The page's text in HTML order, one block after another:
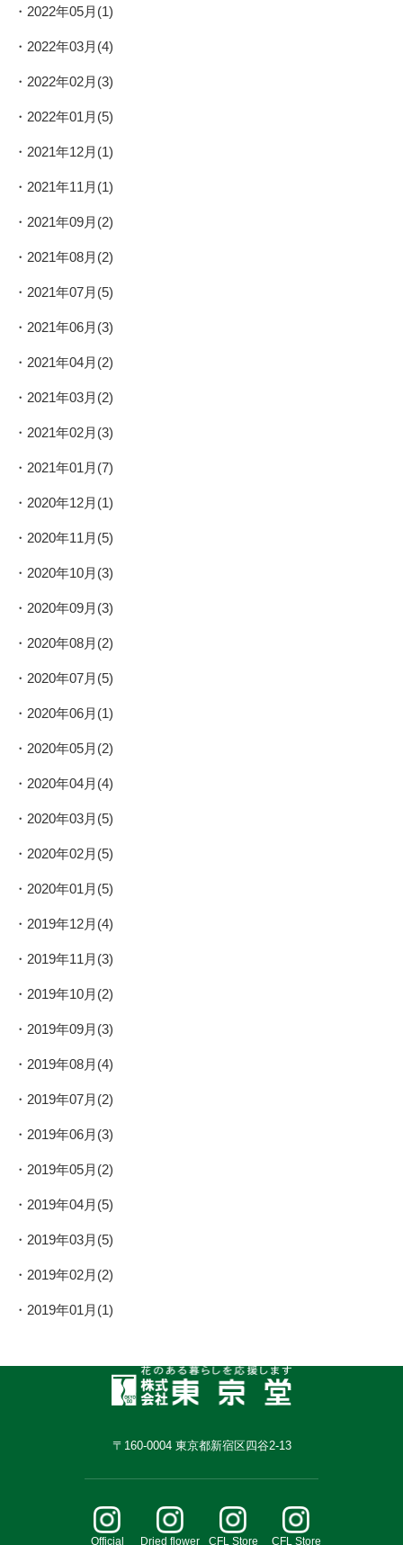
2022年05月(1)
2022年03月(4)
2022年02月(3)
2022年01月(5)
2021年12月(1)
2021年11月(1)
2021年09月(2)
2021年08月(2)
2021年07月(5)
2021年06月(3)
2021年04月(2)
2021年03月(2)
2021年02月(3)
2021年01月(7)
2020年12月(1)
2020年11月(5)
2020年10月(3)
2020年09月(3)
2020年08月(2)
2020年07月(5)
2020年06月(1)
2020年05月(2)
2020年04月(4)
2020年03月(5)
2020年02月(5)
2020年01月(5)
2019年12月(4)
2019年11月(3)
2019年10月(2)
2019年09月(3)
2019年08月(4)
2019年07月(2)
2019年06月(3)
2019年05月(2)
2019年04月(5)
2019年03月(5)
2019年02月(2)
2019年01月(1)
〒160-0004 東京都新宿区四谷2-13
Official Dried flower CFL Store CFL Store